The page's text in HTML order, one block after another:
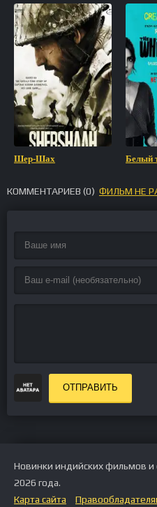
Шер-Шах Белый
КОММЕНТАРИЕВ (0) ФИЛЬМ НЕ
ОТПРАВИТЬ
Новинки индийских фильмов и
2026 года.
Карта сайта